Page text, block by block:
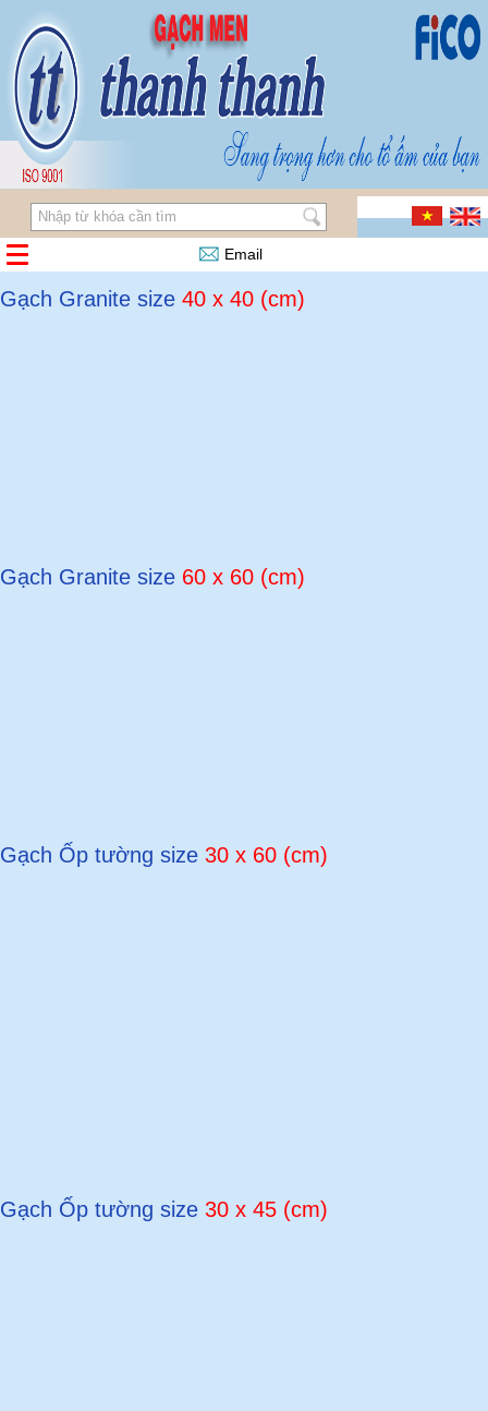
Email
Gạch Granite size 40 x 40 (cm)
Gạch Granite size 60 x 60 (cm)
Gạch Ốp tường size 30 x 60 (cm)
Gạch Ốp tường size 30 x 45 (cm)